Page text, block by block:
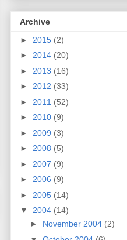
Archive
► 2015 (2)
► 2014 (20)
► 2013 (16)
► 2012 (33)
► 2011 (52)
► 2010 (9)
► 2009 (3)
► 2008 (5)
► 2007 (9)
► 2006 (9)
► 2005 (14)
▼ 2004 (14)
► November 2004 (2)